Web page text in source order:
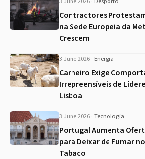
Contractores
na Sede Europeia da
Crescem
3 June 2026 · Energia
Carneiro Exige
Irrepreensíveis de
Lisboa
3 June 2026 · Tecnologia
Portugal Aumenta
para Deixar de Fumar
Tabaco